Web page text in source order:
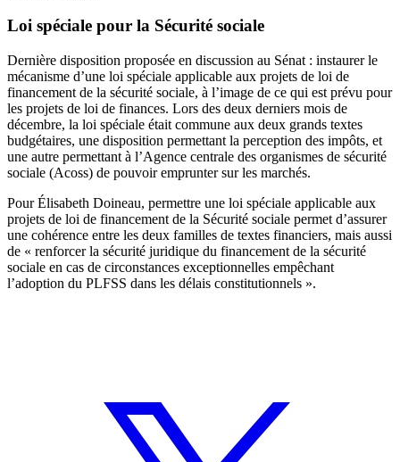
Loi spéciale pour la Sécurité sociale
Dernière disposition proposée en discussion au Sénat : instaurer le
mécanisme d’une loi spéciale applicable aux projets de loi de
financement de la sécurité sociale, à l’image de ce qui est prévu pour
les projets de loi de finances. Lors des deux derniers mois de
décembre, la loi spéciale était commune aux deux grands textes
budgétaires, une disposition permettant la perception des impôts, et
une autre permettant à l’Agence centrale des organismes de sécurité
sociale (Acoss) de pouvoir emprunter sur les marchés.
Pour Élisabeth Doineau, permettre une loi spéciale applicable aux
projets de loi de financement de la Sécurité sociale permet d’assurer
une cohérence entre les deux familles de textes financiers, mais aussi
de « renforcer la sécurité juridique du financement de la sécurité
sociale en cas de circonstances exceptionnelles empêchant
l’adoption du PLFSS dans les délais constitutionnels ».